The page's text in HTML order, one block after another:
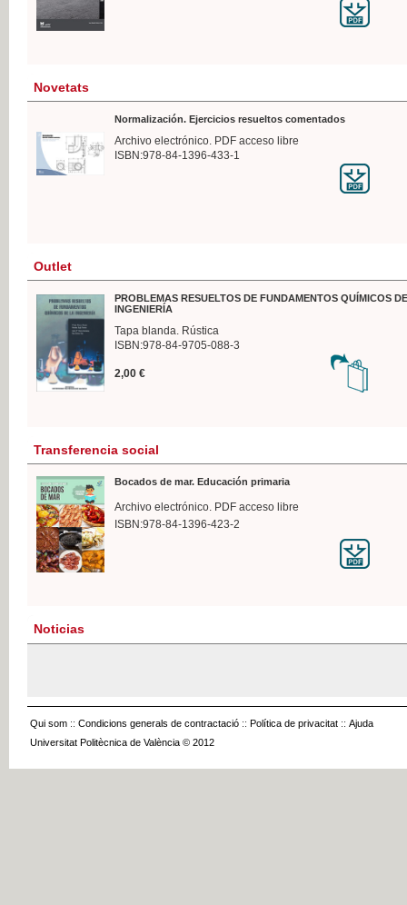
Novetats
Normalización. Ejercicios resueltos comentados
Archivo electrónico. PDF acceso libre
ISBN:978-84-1396-433-1
Outlet
PROBLEMAS RESUELTOS DE FUNDAMENTOS QUÍMICOS
INGENIERÍA
Tapa blanda. Rústica
ISBN:978-84-9705-088-3
2,00 €
Transferencia social
Bocados de mar. Educación primaria
Archivo electrónico. PDF acceso libre
ISBN:978-84-1396-423-2
Noticias
Qui som :: Condicions generals de contractació :: Política de privacitat :: Ajuda
Universitat Politècnica de València © 2012